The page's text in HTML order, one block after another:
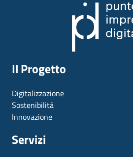
Il Progetto
Digitalizzazione
Sostenibilità
Innovazione
Servizi